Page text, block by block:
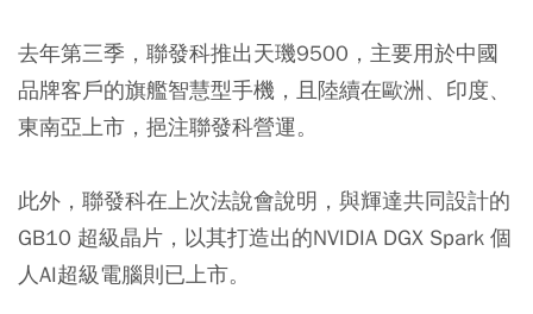
去年第三季，聯發科推出天璣9500，主要用於中國
品牌客戶的旗艦智慧型手機，且陸續在歐洲、印度、
東南亞上市，挹注聯發科營運。
此外，聯發科在上次法說會說明，與輝達共同設計的
GB10 超級晶片，以其打造出的NVIDIA DGX Spark 個
人AI超級電腦則已上市。